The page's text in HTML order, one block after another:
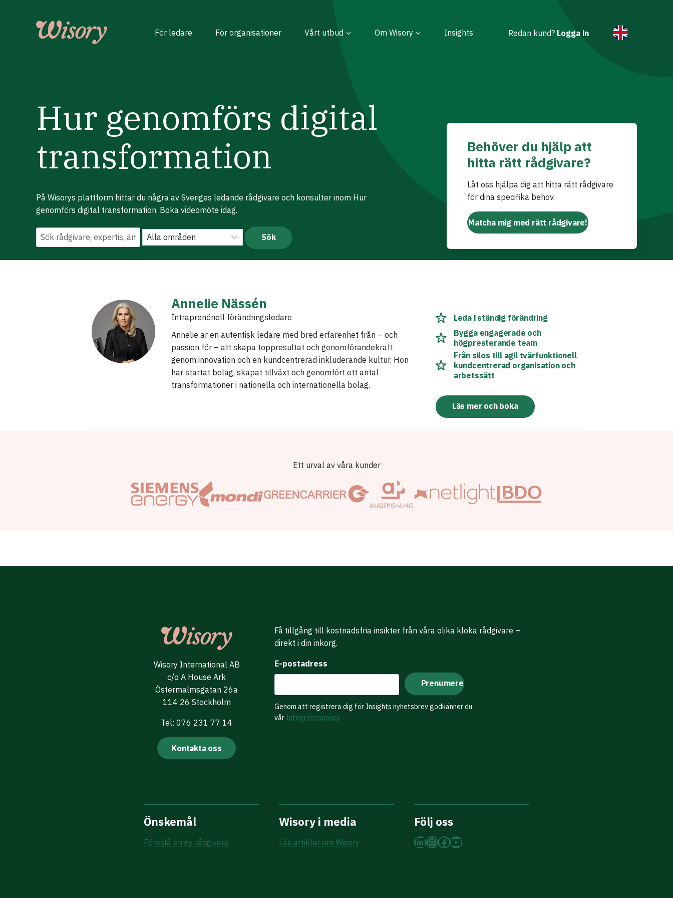
För ledare För organisationer Vårt utbud Om Wisory Insights Redan kund? Logga in
Hur genomförs digital
transformation
På Wisorys plattform hittar du några av Sveriges ledande rådgivare och konsulter inom Hur
genomförs digital transformation. Boka videomöte idag.
Behöver du hjälp att
hitta rätt rådgivare?
Låt oss hjälpa dig att hitta rätt rådgivare
för dina specifika behov.
Matcha mig med rätt rådgivare!
Annelie Nässén
Intraprenöriell förändringsledare
Annelie är en autentisk ledare med bred erfarenhet från – och
passion för – att skapa toppresultat och genomförandekraft
genom innovation och en kundcentrerad inkluderande kultur. Hon
har startat bolag, skapat tillväxt och genomfört ett antal
transformationer i nationella och internationella bolag.
Leda i ständig förändring
Bygga engagerade och
högpresterande team
Från silos till agil tvärfunktionell
kundcentrerad organisation och
arbetssätt
Läs mer och boka
Ett urval av våra kunder
Wisory International AB
c/o A House Ark
Östermalmsgatan 26a
114 26 Stockholm
Tel: 076 231 77 14
Kontakta oss
Få tillgång till kostnadsfria insikter från våra olika kloka rådgivare –
direkt i din inkorg.
E-postadress
Genom att registrera dig för Insights nyhetsbrev godkänner du
vår Integritetspolicy
Önskemål
Föreslå en ny rådgivare
Wisory i media
Läs artiklar om Wisory
Följ oss
LinkedIn
Instagram
Facebook
YouTube